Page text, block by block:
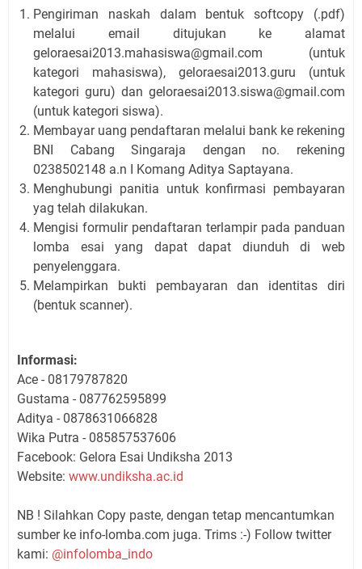
Pengiriman naskah dalam bentuk softcopy (.pdf)
melalui email ditujukan ke alamat
geloraesai2013.mahasiswa@gmail.com (untuk
kategori mahasiswa), geloraesai2013.guru (untuk
kategori guru) dan geloraesai2013.siswa@gmail.com
(untuk kategori siswa).
Membayar uang pendaftaran melalui bank ke rekening
BNI Cabang Singaraja dengan no. rekening
0238502148 a.n I Komang Aditya Saptayana.
Menghubungi panitia untuk konfirmasi pembayaran
yag telah dilakukan.
Mengisi formulir pendaftaran terlampir pada panduan
lomba esai yang dapat dapat diunduh di web
penyelenggara.
Melampirkan bukti pembayaran dan identitas diri
(bentuk scanner).
Informasi:
Ace - 08179787820
Gustama - 087762595899
Aditya - 0878631066828
Wika Putra - 085857537606
Facebook: Gelora Esai Undiksha 2013
Website: www.undiksha.ac.id
NB ! Silahkan Copy paste, dengan tetap mencantumkan
sumber ke info-lomba.com juga. Trims :-) Follow twitter
kami: @infolomba_indo